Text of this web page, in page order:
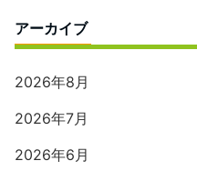
アーカイブ
2026年8月
2026年7月
2026年6月